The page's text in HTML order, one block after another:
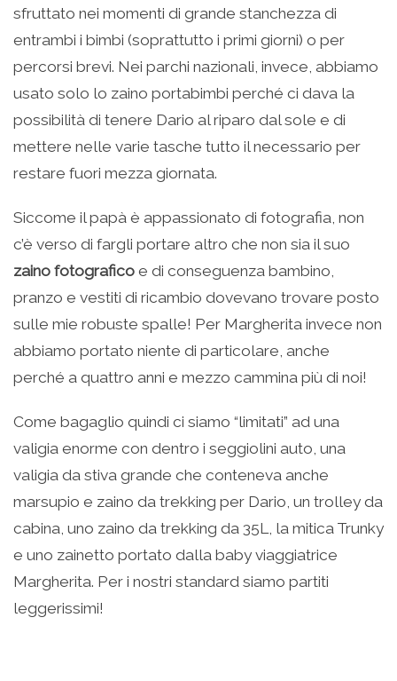
sfruttato nei momenti di grande stanchezza di
entrambi i bimbi (soprattutto i primi giorni) o per
percorsi brevi. Nei parchi nazionali, invece, abbiamo
usato solo lo zaino portabimbi perché ci dava la
possibilità di tenere Dario al riparo dal sole e di
mettere nelle varie tasche tutto il necessario per
restare fuori mezza giornata.
Siccome il papà è appassionato di fotografia, non
c’è verso di fargli portare altro che non sia il suo
zaino fotografico e di conseguenza bambino,
pranzo e vestiti di ricambio dovevano trovare posto
sulle mie robuste spalle! Per Margherita invece non
abbiamo portato niente di particolare, anche
perché a quattro anni e mezzo cammina più di noi!
Come bagaglio quindi ci siamo “limitati” ad una
valigia enorme con dentro i seggiolini auto, una
valigia da stiva grande che conteneva anche
marsupio e zaino da trekking per Dario, un trolley da
cabina, uno zaino da trekking da 35L, la mitica Trunky
e uno zainetto portato dalla baby viaggiatrice
Margherita. Per i nostri standard siamo partiti
leggerissimi!